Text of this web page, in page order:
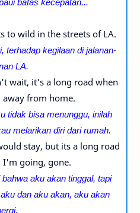
to wild in the streets of LA.
terhadap kegilaan di jalanan-
LA.
wait, it's a long road when
from home.
tidak bisa menunggu, inilah
melarikan diri dari rumah.
stay, but its a long road
going, gone.
aku akan tinggal, tapi
dan aku akan, aku akan